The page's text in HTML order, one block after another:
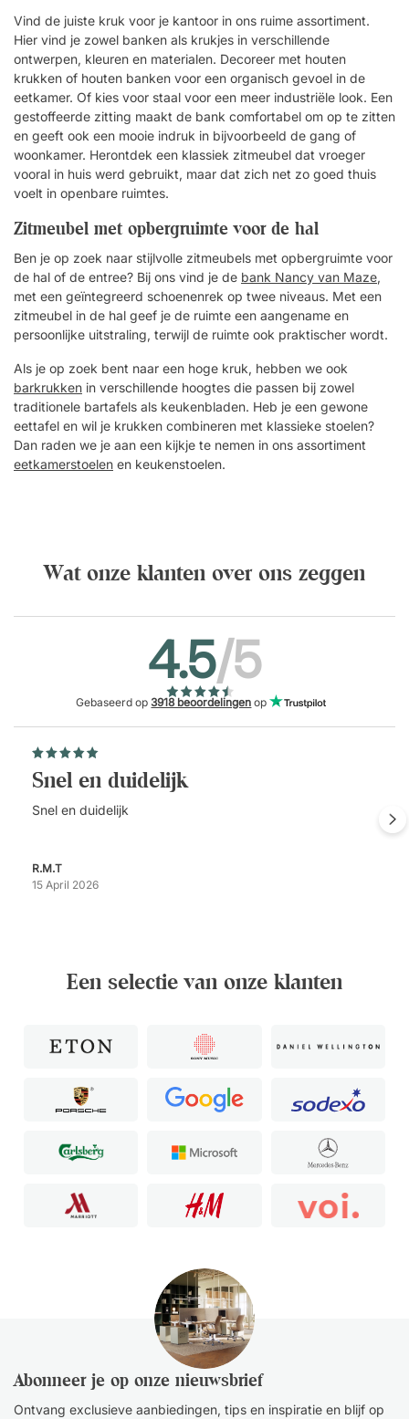
Vind de juiste kruk voor je kantoor in ons ruime assortiment.
Hier vind je zowel banken als krukjes in verschillende
ontwerpen, kleuren en materialen. Decoreer met houten
krukken of houten banken voor een organisch gevoel in de
eetkamer. Of kies voor staal voor een meer industriële look. Een
gestoffeerde zitting maakt de bank comfortabel om op te zitten
en geeft ook een mooie indruk in bijvoorbeeld de gang of
woonkamer. Herontdek een klassiek zitmeubel dat vroeger
vooral in huis werd gebruikt, maar dat zich net zo goed thuis
voelt in openbare ruimtes.
Zitmeubel met opbergruimte voor de hal
Ben je op zoek naar stijlvolle zitmeubels met opbergruimte voor
de hal of de entree? Bij ons vind je de bank Nancy van Maze,
met een geïntegreerd schoenenrek op twee niveaus. Met een
zitmeubel in de hal geef je de ruimte een aangename en
persoonlijke uitstraling, terwijl de ruimte ook praktischer wordt.
Als je op zoek bent naar een hoge kruk, hebben we ook
barkrukken in verschillende hoogtes die passen bij zowel
traditionele bartafels als keukenbladen. Heb je een gewone
eettafel en wil je krukken combineren met klassieke stoelen?
Dan raden we je aan een kijkje te nemen in ons assortiment
eetkamerstoelen en keukenstoelen.
Wat onze klanten over ons zeggen
4.5/5
Gebaseerd op3918 beoordelingen op
Snel en duidelijk
Snel en duidelijk
R.M.T
15 April 2026
Een selectie van onze klanten
Abonneer je op onze nieuwsbrief
Ontvang exclusieve aanbiedingen, tips en inspiratie en blijf op